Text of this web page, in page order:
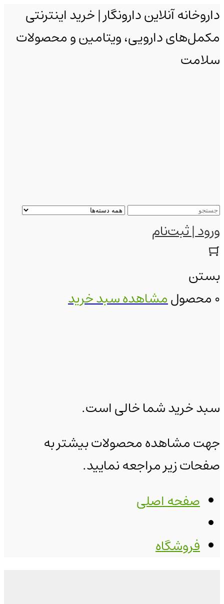
داروخانه آنلاین دارونگار | خرید اینترنتی
مکمل‌های دارویی، ویتامین و محصولات
سلامت
ورود | ثبت‌نام
بستن
0 محصول
مشاهده سبد خرید
سبد خرید شما خالی است.
جهت مشاهده محصولات بیشتر به
صفحات زیر مراجعه نمایید.
صفحه اصلی
فروشگاه